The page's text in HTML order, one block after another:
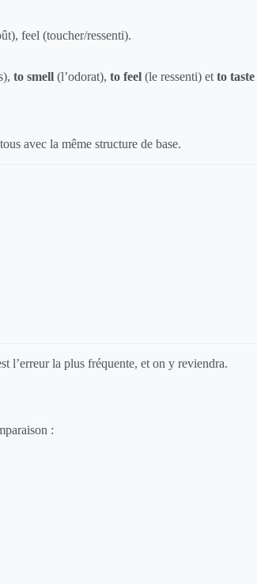
feel (toucher/ressenti).
to smell (l’odorat), to feel (le ressenti) et to taste
avec la même structure de base.
l’erreur la plus fréquente, et on y reviendra.
: